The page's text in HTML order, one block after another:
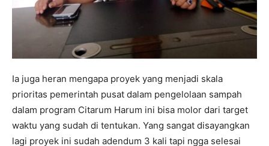
Ia juga heran mengapa proyek yang menjadi skala
prioritas pemerintah pusat dalam pengelolaan sampah
dalam program Citarum Harum ini bisa molor dari target
waktu yang sudah di tentukan. Yang sangat disayangkan
lagi proyek ini sudah adendum 3 kali tapi ngga selesai